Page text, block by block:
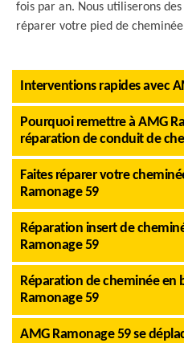
fois par an. Nous utiliserons
réparer votre pied de
Interventions rapides avec
Pourquoi remettre à AMG
réparation de conduit de
Faites réparer votre
Ramonage 59
Réparation insert de
Ramonage 59
Réparation de cheminée en
Ramonage 59
AMG Ramonage 59 se